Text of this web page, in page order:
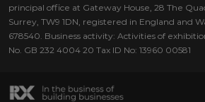
principal office at Gateway House, 28 The
Surrey, TW9 1DN, registered in England and
678540. Business activity: Activities of
No. GB 232 4004 20 Tax ID No: 13960 00581